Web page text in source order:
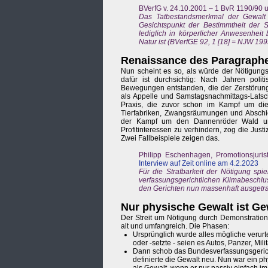
BVerfG v. 24.10.2001 – 1 BvR 1190/90
Das Tatbestandsmerkmal der
Gesichtspunkt der Bestimmtheit
lediglich in körperlicher Anwesenheit
Natur ist (BVerfGE 92, 1 [18] = NJW
Renaissance des
Nun scheint es so, als würde der
dafür ist durchsichtig: Nach Jahren
Bewegungen entstanden, die der
als Appelle und Samstagsnachmittags-
Praxis, die zuvor schon im Kampf um
Tierfabriken, Zwangsräumungen und
der Kampf um den Dannenröder Wald
Profitinteressen zu verhindern, zog die
Zwei Fallbeispiele zeigen das.
Philipp Eschenhagen,
Interview auf Zeit online am 4.2.2023
Für die Strafbarkeit der Nötigung
verfassungsgerichtlichen
den Gerichten nun massenhaft
Nur physische Gewalt ist
Der Streit um Nötigung durch
alt und umfangreich. Die Phasen:
Ursprünglich wurde alles mögliche
oder -setzte - seien es Autos, Panzer,
Dann schob das
definierte die Gewalt neu. Nun war ein